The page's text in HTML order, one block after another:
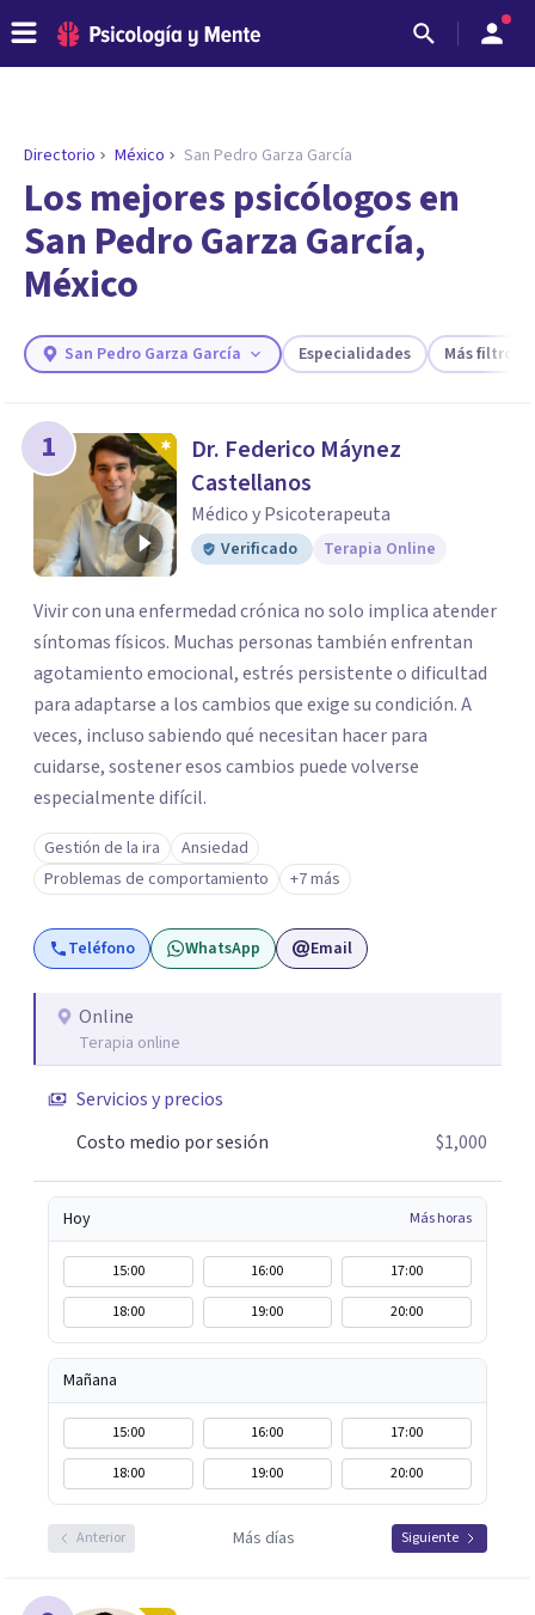
ENCONTRAR MI TERAPEUTA
¿Necesitas ayuda para encontrar el
psicólogo adecuado?
Responde a unas breves preguntas y te ofreceremos
los profesionales que más se ajustan a tus
necesidades.
Responder cuestionario
Directorio México San Pedro Garza García
Los mejores psicólogos en
San Pedro Garza García,
México
San Pedro Garza García Especialidades Más filtros
1
Dr. Federico Máynez
Castellanos
Médico y Psicoterapeuta
Verificado Terapia Online
Vivir con una enfermedad crónica no solo implica atender
síntomas físicos. Muchas personas también enfrentan
agotamiento emocional, estrés persistente o dificultad
para adaptarse a los cambios que exige su condición. A
veces, incluso sabiendo qué necesitan hacer para
cuidarse, sostener esos cambios puede volverse
especialmente difícil.
Gestión de la ira
Ansiedad
Problemas de comportamiento
+7 más
Teléfono WhatsApp Email
Online
Terapia online
Servicios y precios
Costo medio por sesión
$1,000
Hoy Más horas
15:00 16:00
17:00
18:00
19:00 20:00
Mañana
15:00 16:00
17:00
18:00
19:00 20:00
Anterior Más días Siguiente